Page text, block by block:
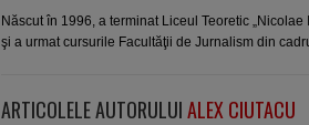
Născut în 1996, a terminat Liceul Teoretic
şi a urmat cursurile Facultăţii de Jurnalism din
ARTICOLELE AUTORULUIALEX CIUTACU